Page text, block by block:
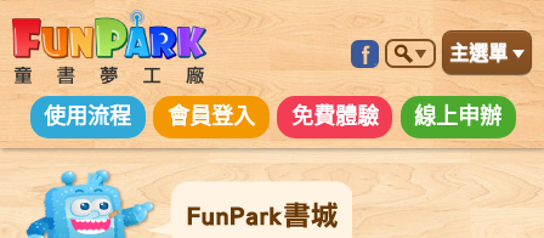
主選單
線上申辦
免費體驗
會員登入
使用流程